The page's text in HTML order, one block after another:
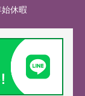
休暇